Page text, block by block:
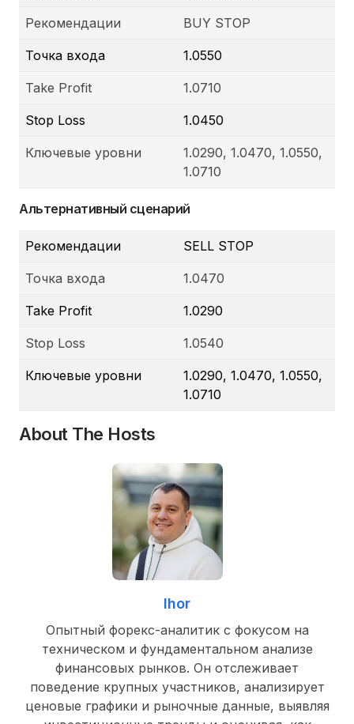
Рекомендации BUY STOP
Точка входа 1.0550
Take Profit 1.0710
Stop Loss 1.0450
Ключевые уровни
1.0290, 1.0470, 1.0550,
1.0710
Альтернативный сценарий
Рекомендации SELL STOP
Точка входа 1.0470
Take Profit 1.0290
Stop Loss 1.0540
Ключевые уровни
1.0290, 1.0470, 1.0550,
1.0710
About The Hosts
Ihor
Опытный форекс-аналитик с фокусом на
техническом и фундаментальном анализе
финансовых рынков. Он отслеживает
поведение крупных участников, анализирует
ценовые графики и рыночные данные, выявляя